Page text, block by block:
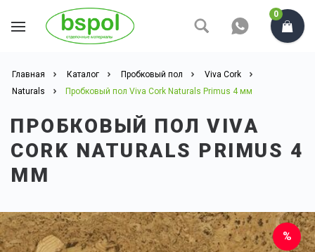
0
Главная Каталог Пробковый пол
Viva Cork
Naturals
Пробковый пол Viva Cork Naturals Primus 4 мм
ПРОБКОВЫЙ ПОЛ VIVA
CORK NATURALS PRIMUS 4
ММ